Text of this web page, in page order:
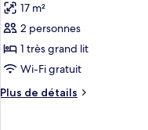
Chambre
Double
balcon
(Moselzimmer)
les
photos
pour
ce
type
de
17 m²
2 personnes
1 très grand lit
Wi-Fi gratuit
Plus de détails
Plus